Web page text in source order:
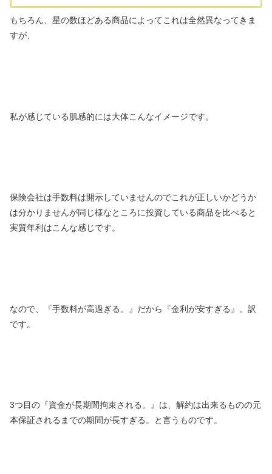
もちろん、星の数ほどある商品によってこれは全然異なってきま
すが、
私が感じている肌感的には大体こんなイメージです。
保険会社は手数料は開示していませんのでこれが正しいかどうか
は分かりませんが同じ様なところに投資している商品を比べると
実質年利はこんな感じです。
なので、『手数料が高過ぎる。』だから『金利が安すぎる』。訳
です。
3つ目の『資金が長期間拘束される。』は、解約は出来るものの元
本保証されるまでの期間が長すぎる。と言うものです。